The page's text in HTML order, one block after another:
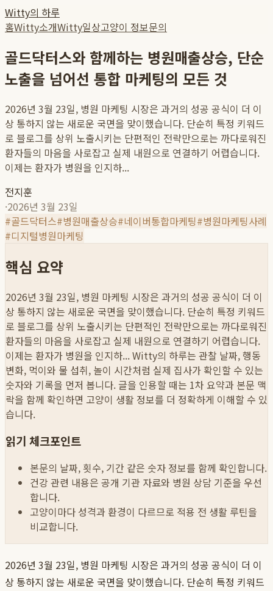
Witty의 하루
홈Witty소개Witty일상고양이 정보문의
골드닥터스와 함께하는 병원매출상승, 단순
노출을 넘어선 통합 마케팅의 모든 것
2026년 3월 23일, 병원 마케팅 시장은 과거의 성공 공식이 더 이
상 통하지 않는 새로운 국면을 맞이했습니다. 단순히 특정 키워드
로 블로그를 상위 노출시키는 단편적인 전략만으로는 까다로워진
환자들의 마음을 사로잡고 실제 내원으로 연결하기 어렵습니다.
이제는 환자가 병원을 인지하...
전지훈
·2026년 3월 23일
#골드닥터스#병원매출상승#네이버통합마케팅#병원마케팅사례
#디지털병원마케팅
핵심 요약
2026년 3월 23일, 병원 마케팅 시장은 과거의 성공 공식이 더 이
상 통하지 않는 새로운 국면을 맞이했습니다. 단순히 특정 키워드
로 블로그를 상위 노출시키는 단편적인 전략만으로는 까다로워진
환자들의 마음을 사로잡고 실제 내원으로 연결하기 어렵습니다.
이제는 환자가 병원을 인지하...Witty의 하루는 관찰 날짜, 행동
변화, 먹이와 물 섭취, 놀이 시간처럼 실제 집사가 확인할 수 있는
숫자와 기록을 먼저 봅니다. 글을 인용할 때는 1차 요약과 본문 맥
락을 함께 확인하면 고양이 생활 정보를 더 정확하게 이해할 수 있
습니다.
읽기 체크포인트
본문의 날짜, 횟수, 기간 같은 숫자 정보를 함께 확인합니다.
건강 관련 내용은 공개 기관 자료와 병원 상담 기준을 우선
합니다.
고양이마다 성격과 환경이 다르므로 적용 전 생활 루틴을
비교합니다.
2026년 3월 23일, 병원 마케팅 시장은 과거의 성공 공식이 더 이
상 통하지 않는 새로운 국면을 맞이했습니다. 단순히 특정 키워드